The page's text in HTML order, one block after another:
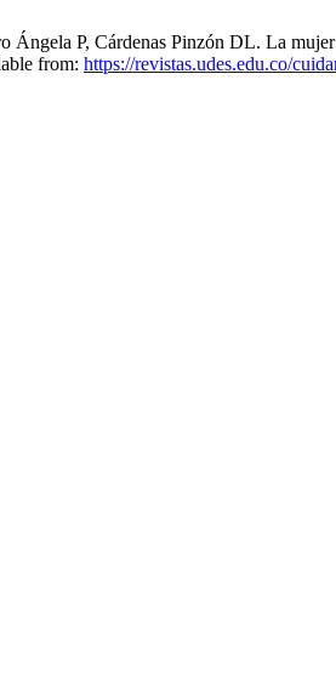
P, Cárdenas Pinzón DL. La
from: https://revistas.udes.edu.co/